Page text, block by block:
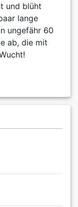
und blüht
lange
ungefähr 60
ab, die mit